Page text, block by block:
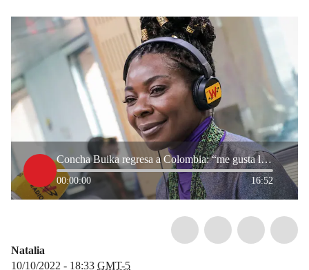
Concha Buika regresa a Colombia: “me gusta la música que cuenta la verdad”
00:00:00 16:52
Natalia
10/10/2022 - 18:33 GMT-5